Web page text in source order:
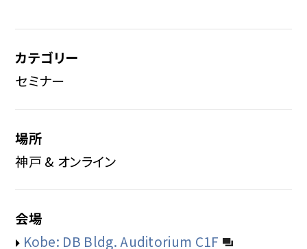
カテゴリー
セミナー
場所
神戸 & オンライン
会場
Kobe: DB Bldg. Auditorium C1F